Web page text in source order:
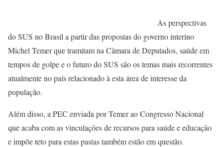
As perspectivas
do SUS no Brasil a partir das propostas do governo interino
Michel Temer que tramitam na Câmara de Deputados, saúde em
tempos de golpe e o futuro do SUS são os temas mais recorrentes
atualmente no país relacionado à esta área de interesse da
população.
Além disso, a PEC enviada por Temer ao Congresso Nacional
que acaba com as vinculações de recursos para saúde e educação
e impõe teto para estas pastas também estão em questão.